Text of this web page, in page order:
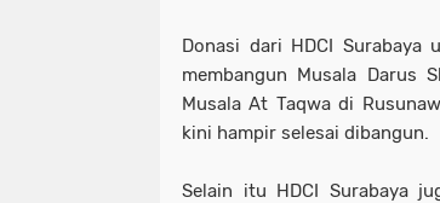
Donasi dari HDCI
membangun Musala Darus
Musala At Taqwa di
kini hampir selesai dibangun.
Selain itu HDCI Surabaya